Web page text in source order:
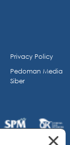
Privacy Policy
Pedoman Media
Siber